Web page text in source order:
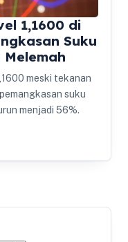
1,1600 di
Suku
meski tekanan
suku
menjadi 56%.